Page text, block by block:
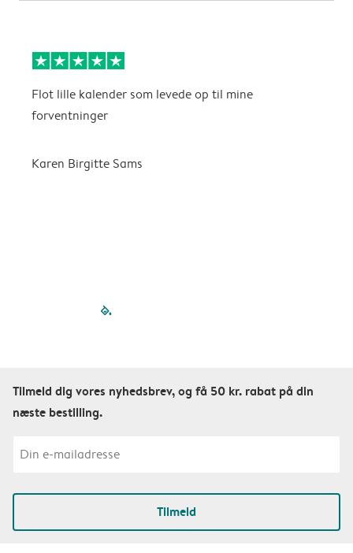
Flot lille kalender som levede op til mine
forventninger
Karen Birgitte Sams
filled-pagination
Tilmeld dig vores nyhedsbrev, og få 50 kr. rabat på din
næste bestilling.
Tilmeld